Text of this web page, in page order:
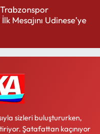
Mesajını Udinese’ye
sizleri buluştururken,
Şatafattan kaçınıyor